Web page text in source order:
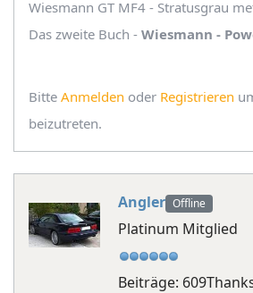
Wiesmann GT MF4 - Stratusgrau
Das zweite Buch - Wiesmann -
Bitte Anmelden oder Registrieren
beizutreten.
Angler Offline
Platinum Mitglied
Beiträge: 609